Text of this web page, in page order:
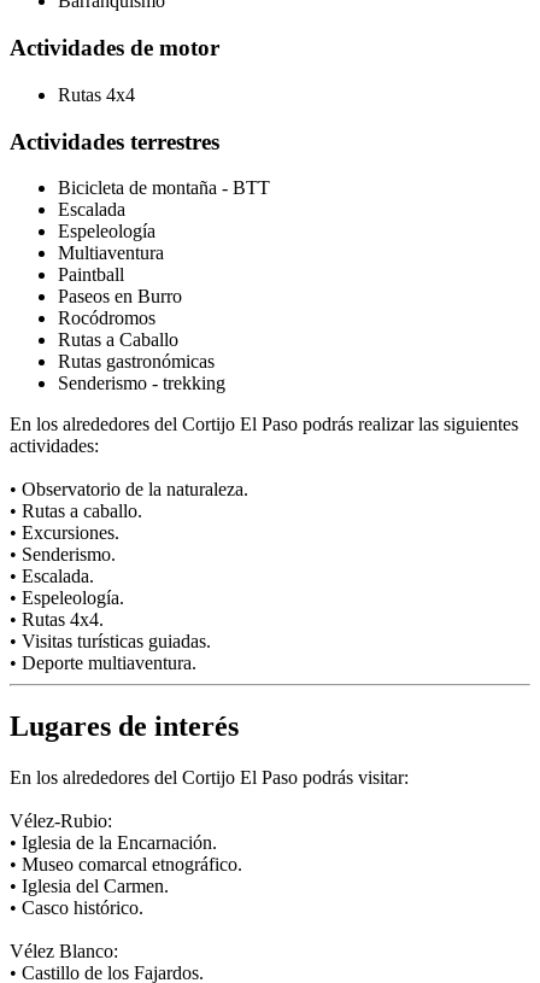
Actividades de motor
Rutas 4x4
Actividades terrestres
Bicicleta de montaña - BTT
Escalada
Espeleología
Multiaventura
Paintball
Paseos en Burro
Rocódromos
Rutas a Caballo
Rutas gastronómicas
Senderismo - trekking
En los alrededores del Cortijo El Paso podrás realizar las siguientes
actividades:
• Observatorio de la naturaleza.
• Rutas a caballo.
• Excursiones.
• Senderismo.
• Escalada.
• Espeleología.
• Rutas 4x4.
• Visitas turísticas guiadas.
• Deporte multiaventura.
Lugares de interés
En los alrededores del Cortijo El Paso podrás visitar:
Vélez-Rubio:
• Iglesia de la Encarnación.
• Museo comarcal etnográfico.
• Iglesia del Carmen.
• Casco histórico.
Vélez Blanco:
• Castillo de los Fajardos.